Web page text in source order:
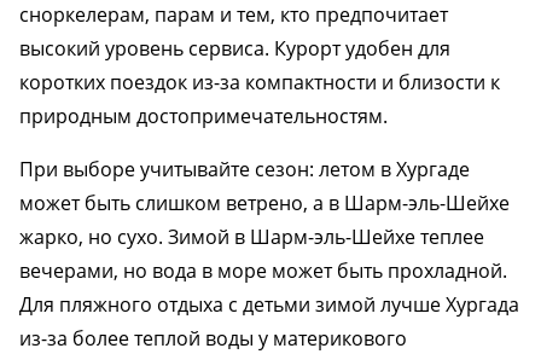
сноркелерам, парам и тем, кто предпочитает
высокий уровень сервиса. Курорт удобен для
коротких поездок из-за компактности и близости к
природным достопримечательностям.
При выборе учитывайте сезон: летом в Хургаде
может быть слишком ветрено, а в Шарм-эль-Шейхе
жарко, но сухо. Зимой в Шарм-эль-Шейхе теплее
вечерами, но вода в море может быть прохладной.
Для пляжного отдыха с детьми зимой лучше Хургада
из-за более теплой воды у материкового